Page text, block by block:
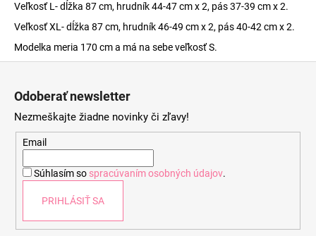
Veľkosť L- dĺžka 87 cm, hrudník 44-47 cm x 2, pás 37-39 cm x 2.
Veľkosť XL- dĺžka 87 cm, hrudník 46-49 cm x 2, pás 40-42 cm x 2.
Modelka meria 170 cm a má na sebe veľkosť S.
Odoberať newsletter
Nezmeškajte žiadne novinky či zľavy!
Email
Súhlasím so spracúvaním osobných údajov.
PRIHLÁSIŤ SA